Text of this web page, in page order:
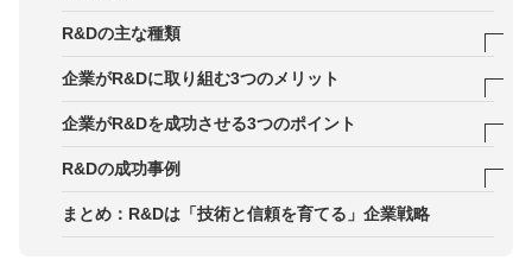
R&Dの主な種類
基礎研究（Basic Research）
応用研究（Applied Research）
開発研究（Development）
企業がR&Dに取り組む3つのメリット
メリット1．中長期的な競争優位性の確立
メリット2．新規事業やイノベーションの創出
メリット3．企業ブランド・採用力の向上
企業がR&Dを成功させる3つのポイント
ポイント1．明確な目的とKPIを設定する
ポイント2．オープンイノベーションを推進する
R&Dの成功事例
事例1．パナソニック株式会社「小世帯向け家電」
まとめ：R&Dは「技術と信頼を育てる」企業戦略